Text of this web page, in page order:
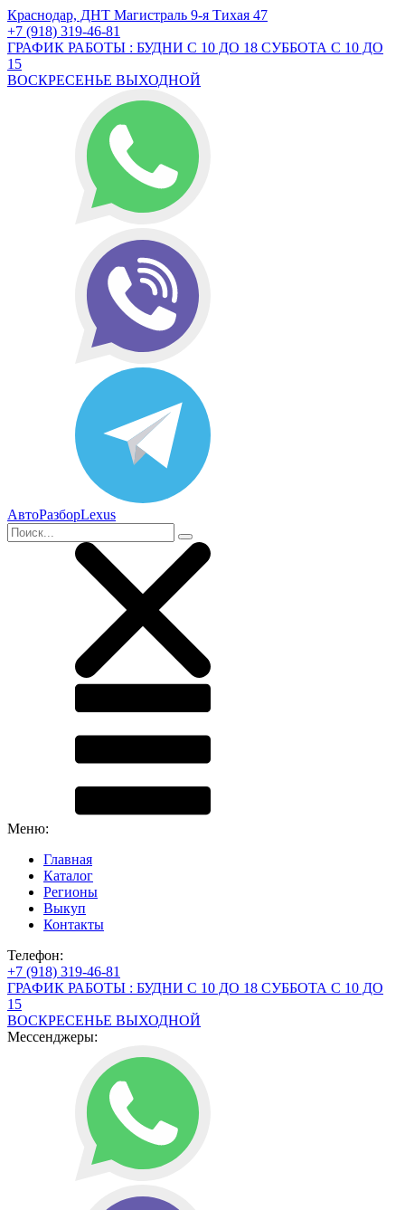
Краснодар, ДНТ Магистраль 9-я Тихая 47
+7 (918) 319-46-81
ГРАФИК РАБОТЫ : БУДНИ С 10 ДО 18 СУББОТА С 10 ДО
15
ВОСКРЕСЕНЬЕ ВЫХОДНОЙ
АвтоРазборLexus
Меню:
Главная
Каталог
Регионы
Выкуп
Контакты
Телефон:
+7 (918) 319-46-81
ГРАФИК РАБОТЫ : БУДНИ С 10 ДО 18 СУББОТА С 10 ДО
15
ВОСКРЕСЕНЬЕ ВЫХОДНОЙ
Мессенджеры: